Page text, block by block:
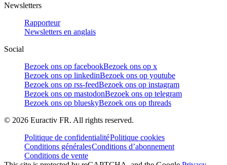
Newsletters
Rapporteur
Newsletters en anglais
Social
Bezoek ons op facebookBezoek ons op x
Bezoek ons op linkedinBezoek ons op youtube
Bezoek ons op rss-feedBezoek ons op instagram
Bezoek ons op mastodonBezoek ons op telegram
Bezoek ons op blueskyBezoek ons op threads
© 2026 Euractiv FR. All rights reserved.
Politique de confidentialitéPolitique cookies
Conditions généralesConditions d’abonnement
Conditions de vente